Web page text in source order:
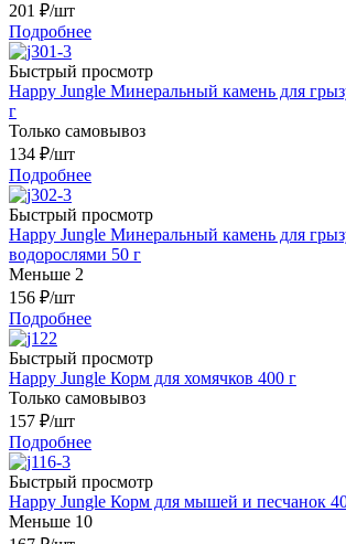
201 ₽/шт
Подробнее
Быстрый просмотр
Happy Jungle Минеральный камень для
г
Только самовывоз
134 ₽/шт
Подробнее
Быстрый просмотр
Happy Jungle Минеральный камень для
водорослями 50 г
Меньше 2
156 ₽/шт
Подробнее
Быстрый просмотр
Happy Jungle Корм для хомячков 400 г
Только самовывоз
157 ₽/шт
Подробнее
Быстрый просмотр
Happy Jungle Корм для мышей и песчанок
Меньше 10